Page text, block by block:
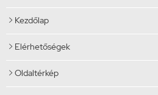
 Kezdőlap
 Elérhetőségek
 Oldaltérkép